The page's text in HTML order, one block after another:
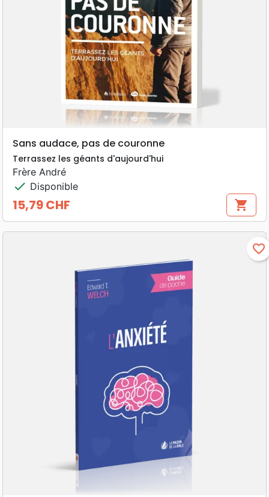
Sans audace, pas de couronne
Terrassez les géants d'aujourd'hui
Frère André
check Disponible
Prix
15,79 CHF shopping_cart
favorite_border